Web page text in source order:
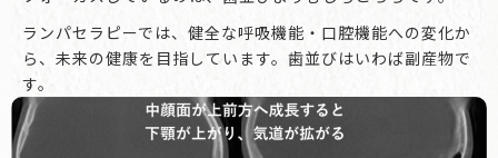
ランパセラピーでは、健全な呼吸機能・口腔機能への変化か
ら、未来の健康を目指しています。歯並びはいわば副産物で
す。